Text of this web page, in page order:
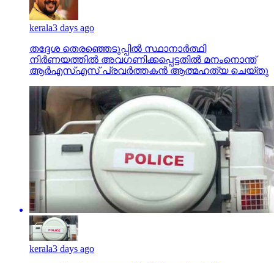
kerala3 days ago
തദ്ദേശ തെരഞ്ഞെടുപ്പില്‍ സ്ഥാനാര്‍ത്ഥി
നിര്‍ണയത്തില്‍ അവഗണിക്കപ്പെട്ടതില്‍ മനംനൊന്ത്
ആര്‍എസ്എസ് പ്രവര്‍ത്തകന്‍ ആത്മഹത്യ ചെയ്തു
kerala3 days ago